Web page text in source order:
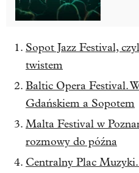
Sopot Jazz Festival,
twistem
Baltic Opera Festival.
Gdańskiem a Sopotem
Malta Festival w
rozmowy do późna
Centralny Plac